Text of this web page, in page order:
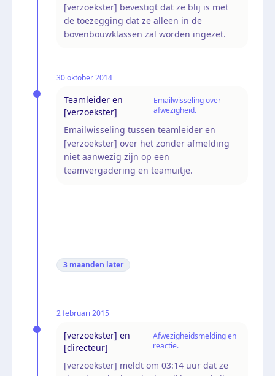
[verzoekster] bevestigt dat ze blij is met
de toezegging dat ze alleen in de
bovenbouwklassen zal worden ingezet.
30 oktober 2014
Teamleider en
[verzoekster]
Emailwisseling over
afwezigheid.
Emailwisseling tussen teamleider en
[verzoekster] over het zonder afmelding
niet aanwezig zijn op een
teamvergadering en teamuitje.
3 maanden later
2 februari 2015
[verzoekster] en
[directeur]
Afwezigheidsmelding en
reactie.
[verzoekster] meldt om 03:14 uur dat ze